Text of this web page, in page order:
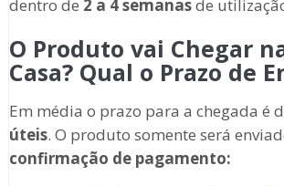
dentro de 2 a 4 semanasde
O Produto vai Chegar
Casa? Qual o Prazo de
Em média o prazo para a chegada é
úteis. O produto somente será
confirmação de pagamento: